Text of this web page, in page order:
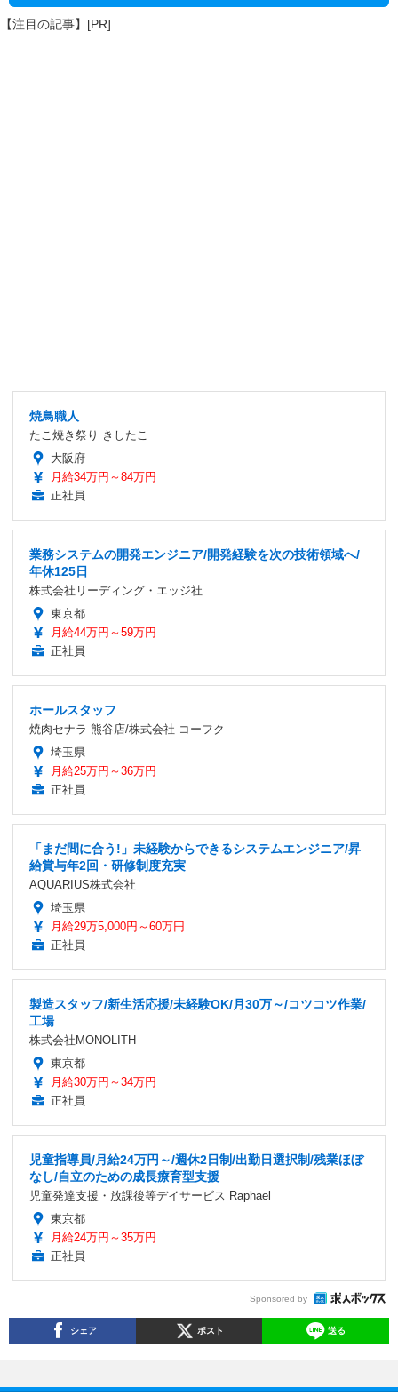
【注目の記事】[PR]
焼鳥職人
たこ焼き祭り きしたこ
大阪府
月給34万円～84万円
正社員
業務システムの開発エンジニア/開発経験を次の技術領域へ/
年休125日
株式会社リーディング・エッジ社
東京都
月給44万円～59万円
正社員
ホールスタッフ
焼肉セナラ 熊谷店/株式会社 コーフク
埼玉県
月給25万円～36万円
正社員
「まだ間に合う!」未経験からできるシステムエンジニア/昇
給賞与年2回・研修制度充実
AQUARIUS株式会社
埼玉県
月給29万5,000円～60万円
正社員
製造スタッフ/新生活応援/未経験OK/月30万～/コツコツ作業/
工場
株式会社MONOLITH
東京都
月給30万円～34万円
正社員
児童指導員/月給24万円～/週休2日制/出勤日選択制/残業ほぼ
なし/自立のための成長療育型支援
児童発達支援・放課後等デイサービス Raphael
東京都
月給24万円～35万円
正社員
Sponsored by
シェア ポスト 送る